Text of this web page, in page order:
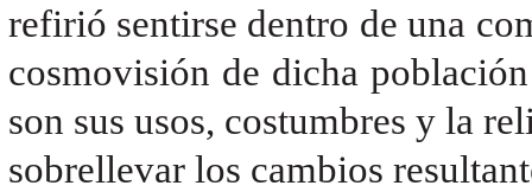
refirió sentirse dentro de una
cosmovisión de dicha
son sus usos, costumbres y la
sobrellevar los cambios